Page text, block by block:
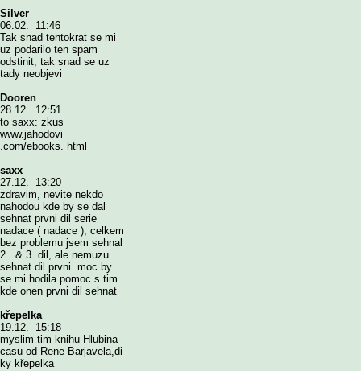
Silver
06.02. 11:46
Tak snad tentokrat se mi
uz podarilo ten spam
odstinit, tak snad se uz
tady neobjevi
Dooren
28.12. 12:51
to saxx: zkus
www.jahodovi
.com/ebooks. html
saxx
27.12. 13:20
zdravim, nevite nekdo
nahodou kde by se dal
sehnat prvni dil serie
nadace ( nadace ), celkem
bez problemu jsem sehnal
2 . & 3. dil, ale nemuzu
sehnat dil prvni. moc by
se mi hodila pomoc s tim
kde onen prvni dil sehnat
křepelka
19.12. 15:18
myslim tim knihu Hlubina
casu od Rene Barjavela,di
ky křepelka